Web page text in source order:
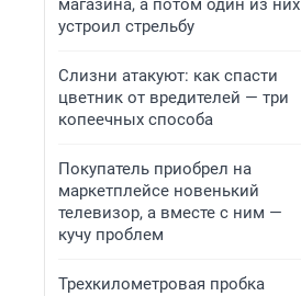
магазина, а потом один из них
устроил стрельбу
Слизни атакуют: как спасти
цветник от вредителей — три
копеечных способа
Покупатель приобрел на
маркетплейсе новенький
телевизор, а вместе с ним —
кучу проблем
Трехкилометровая пробка